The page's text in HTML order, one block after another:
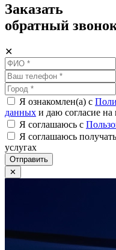
Заказать
обратный
✕
Я ознакомлен(а) с
данных и даю согласие на
Я соглашаюсь c
Я соглашаюсь
услугах
Отправить
✕